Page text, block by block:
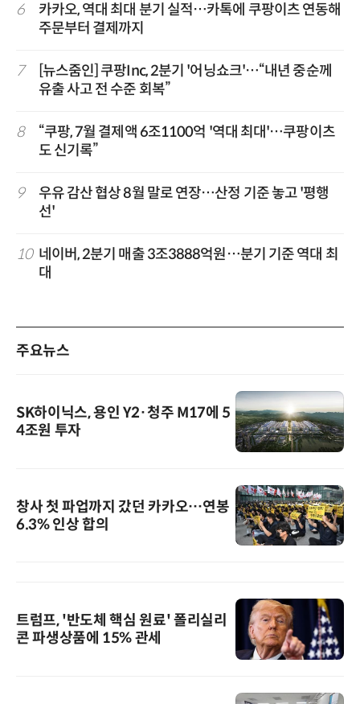
6
카카오, 역대 최대 분기 실적…카톡에 쿠팡이츠 연동해
주문부터 결제까지
7
[뉴스줌인] 쿠팡Inc, 2분기 '어닝쇼크'…“내년 중순께
유출 사고 전 수준 회복”
8
“쿠팡, 7월 결제액 6조1100억 '역대 최대'…쿠팡이츠
도 신기록”
9
우유 감산 협상 8월 말로 연장…산정 기준 놓고 '평행
선'
10 네이버, 2분기 매출 3조3888억원…분기 기준 역대 최
대
주요뉴스
SK하이닉스, 용인 Y2·청주 M17에 5
4조원 투자
창사 첫 파업까지 갔던 카카오…연봉
6.3% 인상 합의
트럼프, '반도체 핵심 원료' 폴리실리
콘 파생상품에 15% 관세